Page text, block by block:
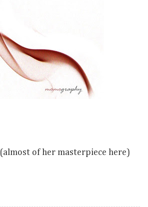
(almost of her masterpiece here)